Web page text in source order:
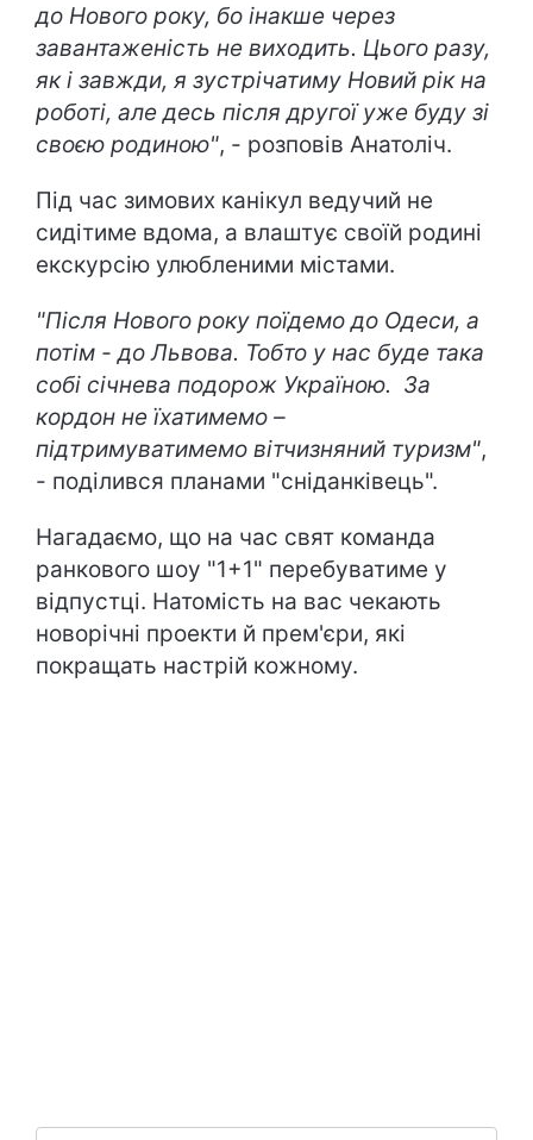
до Нового року, бо інакше через
завантаженість не виходить. Цього разу,
як і завжди, я зустрічатиму Новий рік на
роботі, але десь після другої уже буду зі
своєю родиною", - розповів Анатоліч.
Під час зимових канікул ведучий не
сидітиме вдома, а влаштує своїй родині
екскурсію улюбленими містами.
"Після Нового року поїдемо до Одеси, а
потім - до Львова. Тобто у нас буде така
собі січнева подорож Україною. За
кордон не їхатимемо –
підтримуватимемо вітчизняний туризм",
- поділився планами "сніданківець".
Нагадаємо, що на час свят команда
ранкового шоу "1+1" перебуватиме у
відпустці. Натомість на вас чекають
новорічні проекти й прем'єри, які
покращать настрій кожному.